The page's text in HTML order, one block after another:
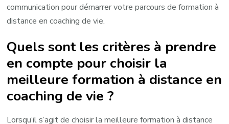
communication pour démarrer votre parcours de formation à
distance en coaching de vie.
Quels sont les critères à prendre
en compte pour choisir la
meilleure formation à distance en
coaching de vie ?
Lorsqu’il s’agit de choisir la meilleure formation à distance